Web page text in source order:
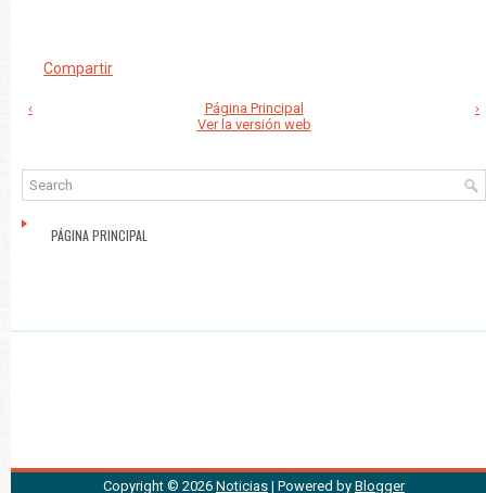
Compartir
‹ ›
Página Principal
Ver la versión web
PÁGINA PRINCIPAL
Copyright © 2026 Noticias | Powered by Blogger